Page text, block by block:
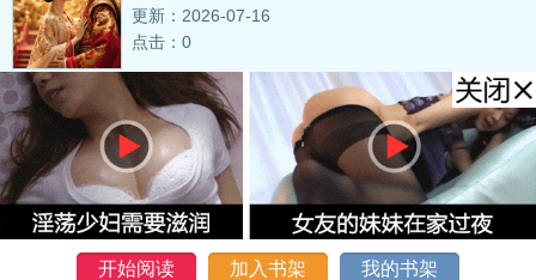
更新：2026-07-16
点击：0
开始阅读 加入书架 我的书架